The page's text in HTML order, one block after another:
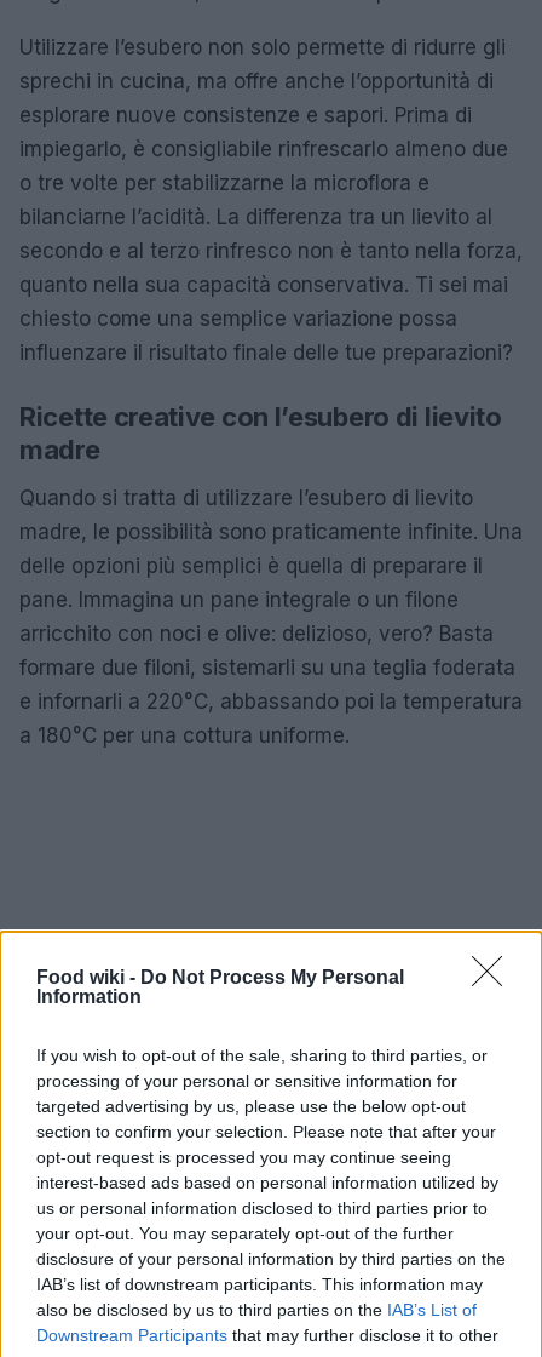
Food wiki - Do Not Process My Personal
Information
If you wish to opt-out of the sale, sharing to third parties, or
processing of your personal or sensitive information for
targeted advertising by us, please use the below opt-out
section to confirm your selection. Please note that after your
opt-out request is processed you may continue seeing
interest-based ads based on personal information utilized by
us or personal information disclosed to third parties prior to
your opt-out. You may separately opt-out of the further
disclosure of your personal information by third parties on the
IAB’s list of downstream participants. This information may
also be disclosed by us to third parties on the IAB’s List of
Downstream Participants that may further disclose it to other
Utilizzare l’esubero non solo permette di ridurre gli
sprechi in cucina, ma offre anche l’opportunità di
esplorare nuove consistenze e sapori. Prima di
impiegarlo, è consigliabile rinfrescarlo almeno due
o tre volte per stabilizzarne la microflora e
bilanciarne l’acidità. La differenza tra un lievito al
secondo e al terzo rinfresco non è tanto nella forza,
quanto nella sua capacità conservativa. Ti sei mai
chiesto come una semplice variazione possa
influenzare il risultato finale delle tue preparazioni?
Ricette creative con l’esubero di lievito
madre
Quando si tratta di utilizzare l’esubero di lievito
madre, le possibilità sono praticamente infinite. Una
delle opzioni più semplici è quella di preparare il
pane. Immagina un pane integrale o un filone
arricchito con noci e olive: delizioso, vero? Basta
formare due filoni, sistemarli su una teglia foderata
e infornarli a 220°C, abbassando poi la temperatura
a 180°C per una cottura uniforme.
La pizza fatta in casa è un altro modo eccellente
per sfruttare l’esubero. Un impasto preparato con
farine selezionate e lievito madre rinfrescato, cotto
a temperatura elevata, garantirà una base
croccante e saporita. Dopo aver steso l’impasto